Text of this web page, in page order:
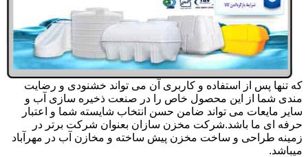
که تنها پس از استفاده و کاربری آن می تواند خشنودی و رضایت
مندی شما از این محصول خاص را در صنعت ذخیره سازی آب و
سایر مایعات می تواند ضامن حسن انتخاب شایسته شما و اعتبار
حرفه ای ما باشد.شرکت مخزن سازان بعنوان شرکت برتر در
زمینه طراحی و ساخت مخزن پیش ساخته و مخازن آب در مهرآباد
میباشد.